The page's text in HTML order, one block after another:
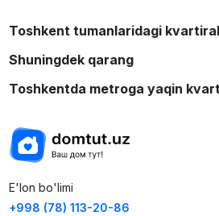
Toshkent tumanlaridagi
Shuningdek qarang
Toshkentda metroga yaqin
E'lon bo'limi
+998 (78) 113-20-86